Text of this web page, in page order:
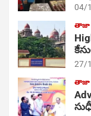
04/
తాజా
27/
తాజా